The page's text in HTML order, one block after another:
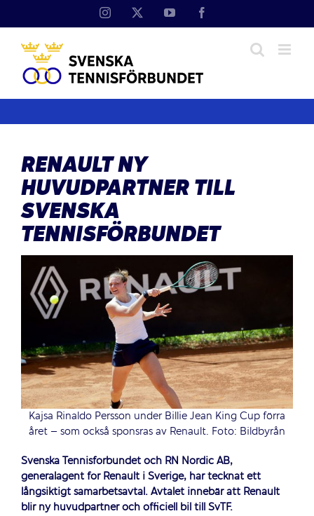
Instagram YouTube
RENAULT NY
HUVUDPARTNER TILL
SVENSKA
TENNISFÖRBUNDET
Kajsa Rinaldo Persson under Billie Jean King Cup förra
året – som också sponsras av Renault. Foto: Bildbyrån
Svenska Tennisförbundet och RN Nordic AB,
generalagent för Renault i Sverige, har tecknat ett
långsiktigt samarbetsavtal. Avtalet innebär att Renault
blir ny huvudpartner och officiell bil till SvTF.